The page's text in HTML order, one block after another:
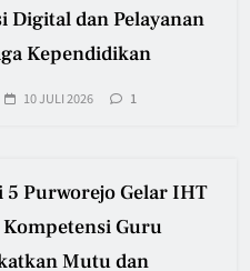
Digital dan Pelayanan
Kependidikan
10 JULI 2026 1
5 Purworejo Gelar IHT
Kompetensi Guru
Mutu dan